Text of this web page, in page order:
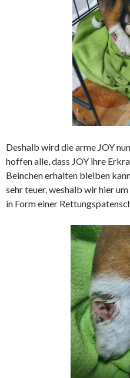
Deshalb wird die arme JOY
hoffen alle, dass JOY ihre
Beinchen erhalten bleiben
sehr teuer, weshalb wir hier
in Form einer